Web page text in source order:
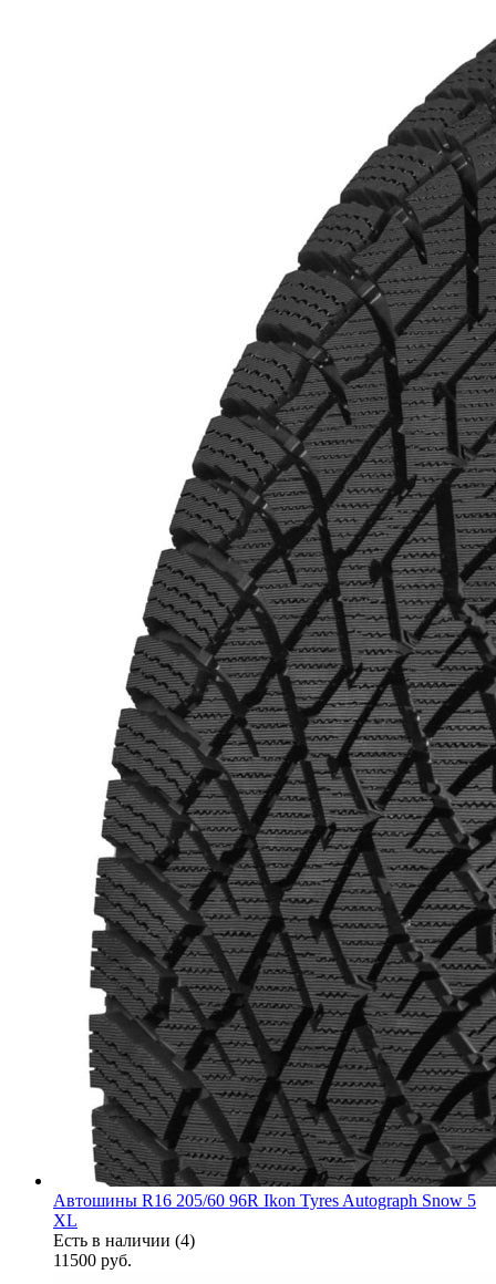
Автошины R16 205/60 96R Ikon Tyres Autograph Snow 5
XL
Есть в наличии (4)
11500 руб.